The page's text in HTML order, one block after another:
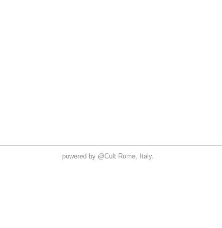
powered by @Cult Rome, Italy.